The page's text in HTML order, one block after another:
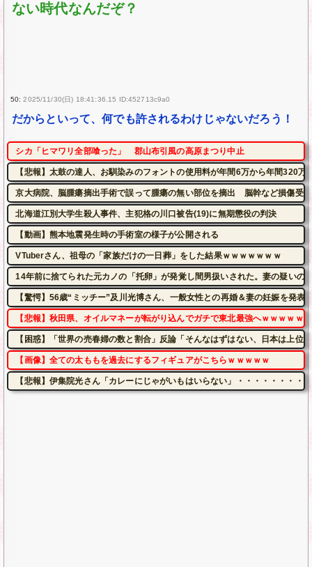
ない時代なんだぞ？
50: 2025/11/30(日) 18:41:36.15 ID:452713c9a0
だからといって、何でも許されるわけじゃないだろう！
シカ「ヒマワリ全部喰った」 郡山布引風の高原まつり中止
【悲報】太鼓の達人、お馴染みのフォントの使用料が年間6万から年間320万
京大病院、脳腫瘍摘出手術で誤って腫瘍の無い部位を摘出 脳幹など損傷受
北海道江別大学生殺人事件、主犯格の川口被告(19)に無期懲役の判決
【動画】熊本地震発生時の手術室の様子が公開される
VTuberさん、祖母の「家族だけの一日葬」をした結果ｗｗｗｗｗｗｗ
14年前に捨てられた元カノの「托卵」が発覚し間男扱いされた。妻の疑い
【驚愕】56歳“ミッチー”及川光博さん、一般女性との再婚＆妻の妊娠を発表
【悲報】秋田県、オイルマネーが転がり込んでガチで東北最強へｗｗｗｗｗ
【困惑】「世界の売春婦の数と割合」反論「そんなはずはない、日本は上
【画像】全ての太ももを過去にするフィギュアがこちらｗｗｗｗｗ
【悲報】伊集院光さん「カレーにじゃがいもはいらない」・・・・・・・・・